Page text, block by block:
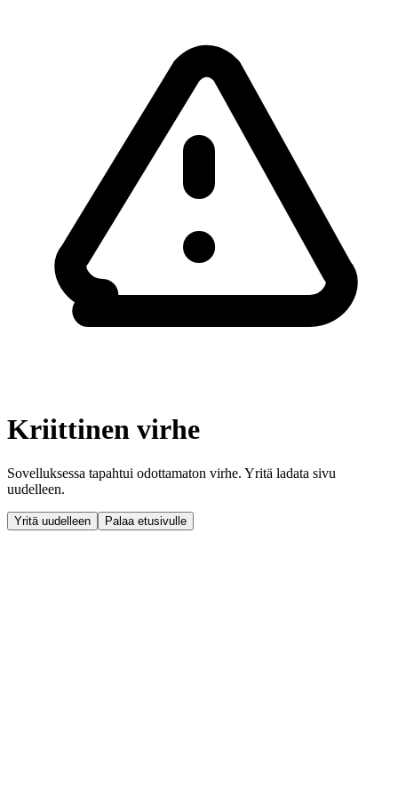
Kriittinen virhe
Sovelluksessa tapahtui odottamaton virhe. Yritä ladata sivu
uudelleen.
Yritä uudelleen Palaa etusivulle